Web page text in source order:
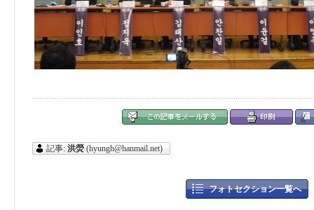
記事: 洪熒 (hyungh@hanmail.net)
フォトセクション一覧へ